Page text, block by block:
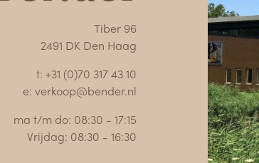
Tiber 96
2491 DK Den Haag
t: +31 (0)70 317 43 10
e: verkoop@bender.nl
ma t/m do: 08:30 - 17:15
Vrijdag: 08:30 - 16:30